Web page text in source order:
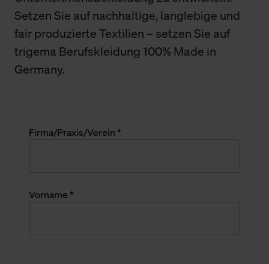
Setzen Sie auf nachhaltige, langlebige und
fair produzierte Textilien – setzen Sie auf
trigema Berufskleidung 100% Made in
Germany.
Firma/Praxis/Verein *
Vorname *